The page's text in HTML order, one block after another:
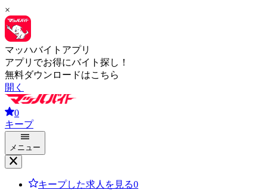
×
マッハバイトアプリ
アプリでお得にバイト探し！
無料ダウンロードはこちら
開く
0
キープ
メニュー
キープした求人を見る0